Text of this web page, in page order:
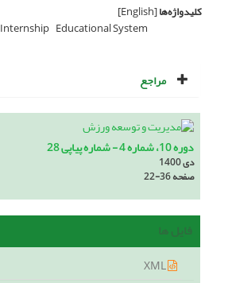
کلیدواژه‌ها[English]
Internship Educational System
مراجع
دوره 10، شماره 4 - شماره پیاپی 28
دی 1400
صفحه22-36
فایل ها